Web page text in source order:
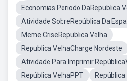
Economias Periodo DaRepublica
Atividade SobreRepública Da
Meme CriseRepublica Velha
Republica VelhaCharge Nordeste
Atividade Para Imprimir
República VelhaPPT